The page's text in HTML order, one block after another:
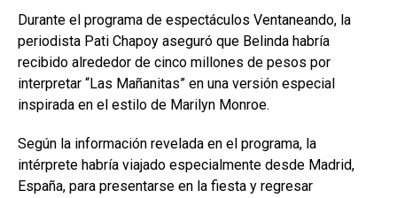
Durante el programa de espectáculos Ventaneando, la
periodista Pati Chapoy aseguró que Belinda habría
recibido alrededor de cinco millones de pesos por
interpretar “Las Mañanitas” en una versión especial
inspirada en el estilo de Marilyn Monroe.
Según la información revelada en el programa, la
intérprete habría viajado especialmente desde Madrid,
España, para presentarse en la fiesta y regresar